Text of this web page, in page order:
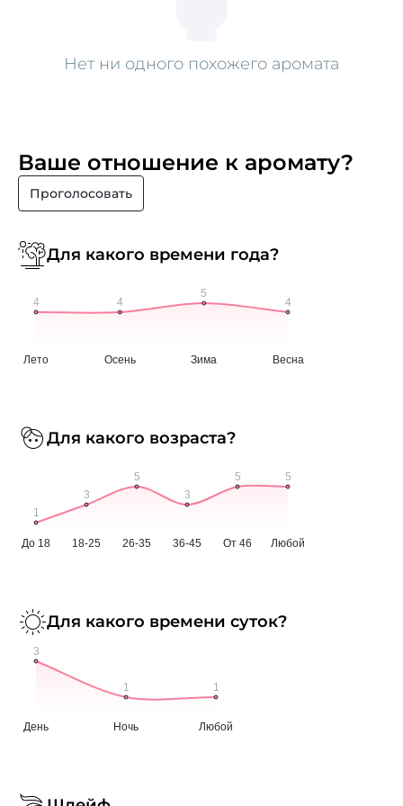
Нет ни одного похожего аромата
Ваше отношение к аромату?
Проголосовать
Для какого времени года?
Для какого возраста?
Для какого времени суток?